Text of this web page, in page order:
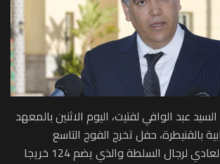
عبد الوافي لفتيت، اليوم الاثنين بالمعهد
بالقنيطرة، حفل تخرج الفوج التاسع
والخمسين للسلك العادي لرجال السلطة والذي يضم 124 خريجا